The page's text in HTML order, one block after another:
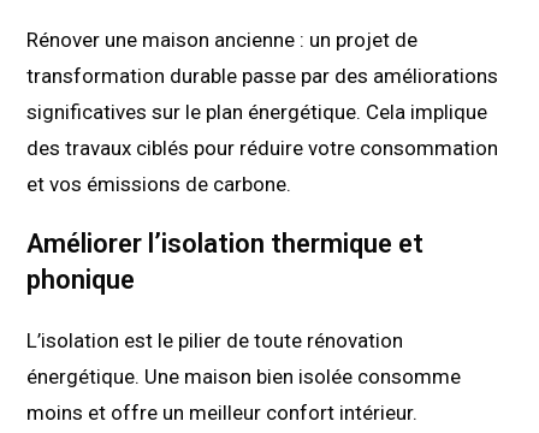
Rénover une maison ancienne : un projet de
transformation durable passe par des améliorations
significatives sur le plan énergétique. Cela implique
des travaux ciblés pour réduire votre consommation
et vos émissions de carbone.
Améliorer l’isolation thermique et
phonique
L’isolation est le pilier de toute rénovation
énergétique. Une maison bien isolée consomme
moins et offre un meilleur confort intérieur.